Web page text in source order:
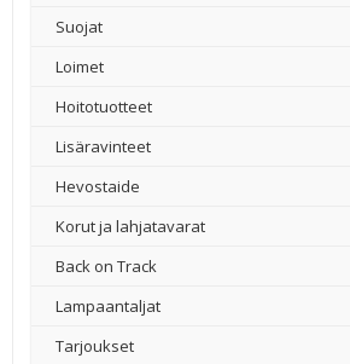
Suojat
Loimet
Hoitotuotteet
Lisäravinteet
Hevostaide
Korut ja lahjatavarat
Back on Track
Lampaantaljat
Tarjoukset